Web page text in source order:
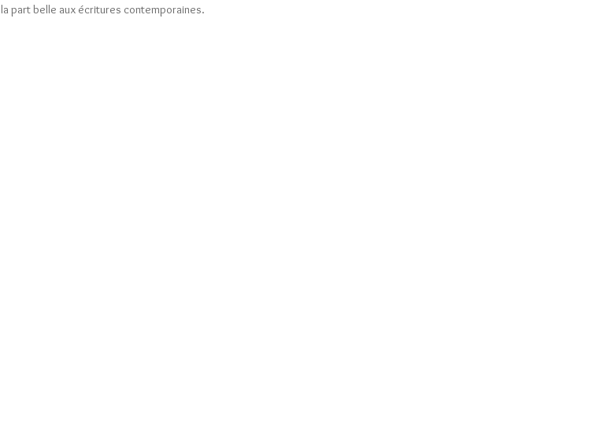
la part belle aux écritures contemporaines.